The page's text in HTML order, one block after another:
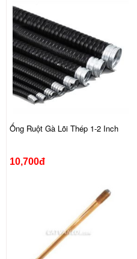
Ống Ruột Gà Lõi Thép 1-2 Inch
10,700đ